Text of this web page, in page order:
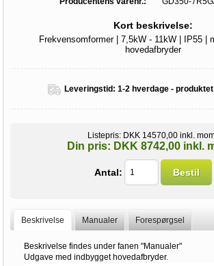
Kort beskrivelse:
Frekvensomformer | 7,5kW - 11kW | IP55 |
hovedafbryder
Leveringstid: 1-2 hverdage -
Listepris: DKK 14570,00 inkl.
Din pris: DKK 8742,00 inkl.
Antal: Bestil
Beskrivelse Manualer Forespørgsel
Beskrivelse findes under fanen "Manualer"
Udgave med indbygget hovedafbryder.